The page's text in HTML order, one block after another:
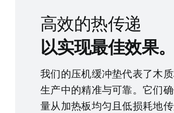
高效的热传递
以实现最佳效果。
我们的压机缓冲垫代表了木
生产中的精准与可靠。它们
量从加热板均匀且低损耗地